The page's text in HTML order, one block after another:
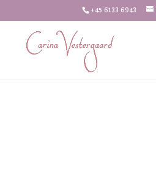
+45 6133 6943